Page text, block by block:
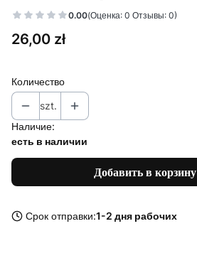
0.00(Оценка: 0 Отзывы: 0)
Цена
26,00 zł
Количество
szt.
Наличие:
есть в наличии
Добавить в корзину
Срок отправки:1-2 дня рабочих